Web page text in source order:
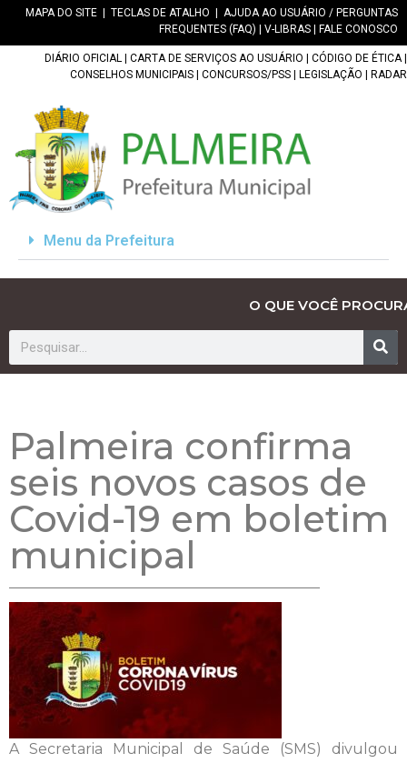
MAPA DO SITE TECLAS DE ATALHO
AJUDA AO USUÁRIO / PERGUNTAS
FREQUENTES (FAQ)
V-LIBRAS FALE CONOSCO
DIÁRIO OFICIAL CARTA DE SERVIÇOS AO USUÁRIO CÓDIGO DE ÉTICA|
CONSELHOS MUNICIPAIS
CONCURSOS/PSS LEGISLAÇÃO RADAR
Menu da Prefeitura
O QUE VOCÊ
Palmeira confirma
seis novos casos de
Covid-19 em boletim
municipal
A Secretaria Municipal de Saúde (SMS) divulgou